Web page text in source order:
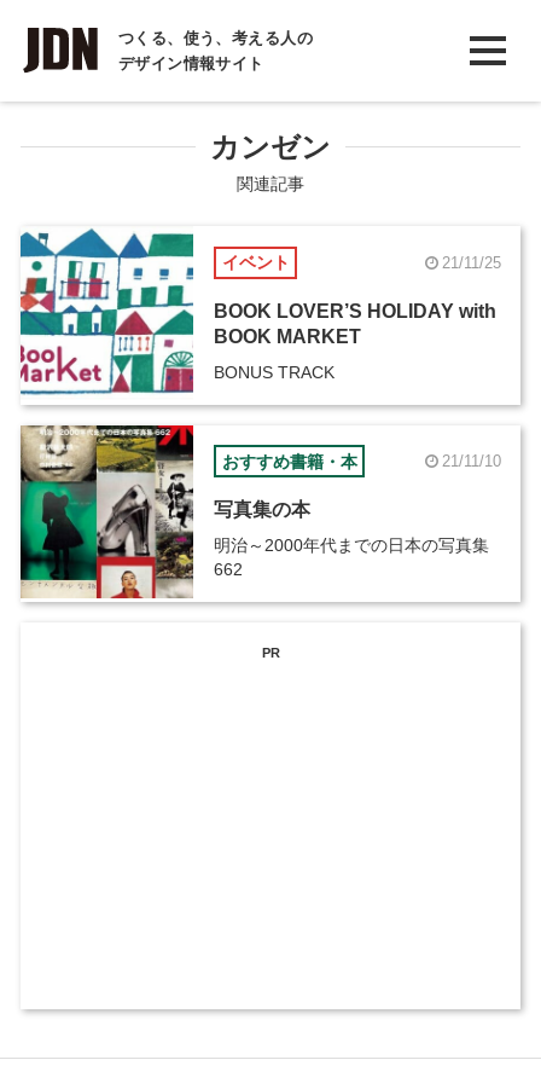
つくる、使う、考える人の
デザイン情報サイト
INTERVIEW
インタビュー
COLUMN
コラム
カンゼン
関連記事
イベント 21/11/25
BOOK LOVER’S HOLIDAY with
BOOK MARKET
BONUS TRACK
おすすめ書籍・本 21/11/10
写真集の本
明治～2000年代までの日本の写真集
662
PR